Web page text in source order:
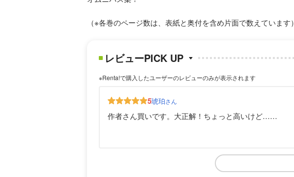
（※各巻のページ数は、表紙と奥付を含め片面で数えています）
レビューPICK UP
※Renta!で購入したユーザーのレビューのみが表示されます
5琥珀さん
作者さん買いです。大正解！ちょっと高いけど……